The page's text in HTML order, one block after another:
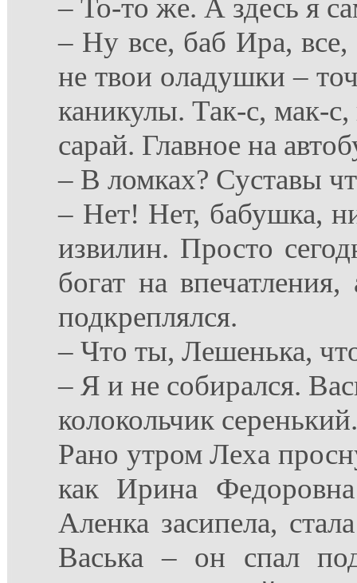
– То-то же. А здесь я
– Ну все, баб Ира,
не твои оладушки –
каникулы. Так-с, мак-с,
сарай. Главное на
– В ломках? Суставы
– Нет! Нет, бабушка,
извилин. Просто
богат на
подкреплялся.
– Что ты, Лешенька,
– Я и не собирался.
колокольчик
Рано утром Леха
как Ирина
Аленка засипела,
Васька – он спал